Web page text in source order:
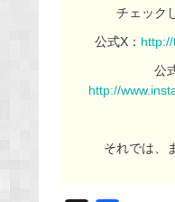
チェック
公式X：
公
http://
それでは、